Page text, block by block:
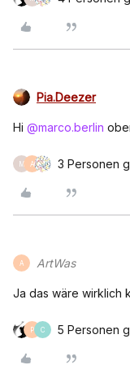
Pia.Deezer
Hi @marco.berlin
M A 3 Personen
A ArtWas
Ja das wäre wirklich
P C 5 Personen